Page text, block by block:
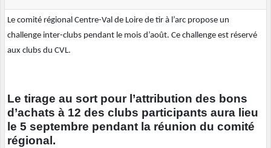
Le comité régional Centre-Val de Loire de tir à l’arc propose un
challenge inter-clubs pendant le mois d’août. Ce challenge est réservé
aux clubs du CVL.
Le tirage au sort pour l’attribution des bons
d’achats à 12 des clubs participants aura lieu
le 5 septembre pendant la réunion du comité
régional.